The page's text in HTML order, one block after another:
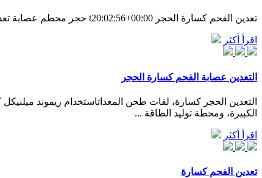
تعدين الفحم كسارة الحجر t20:02:56+00:00 حجر محطم عصابة تعدين الفحم آلة كسارة الحجر. أفريقيا معدات تعدين الفحم إمدادات آلة كسارة الحجر. كسارة الفحم التعدين باكستان الكونغو
اقرأ أكثر
التعدين عصابة الفحم كسارة الحجر
التعدين الحجر كسارة، لفات طحن المعداتاستخدام ريموند
الكبيرة، ومحطة توليد الطاقة ...
اقرأ أكثر
تعدين الفحم كسارة